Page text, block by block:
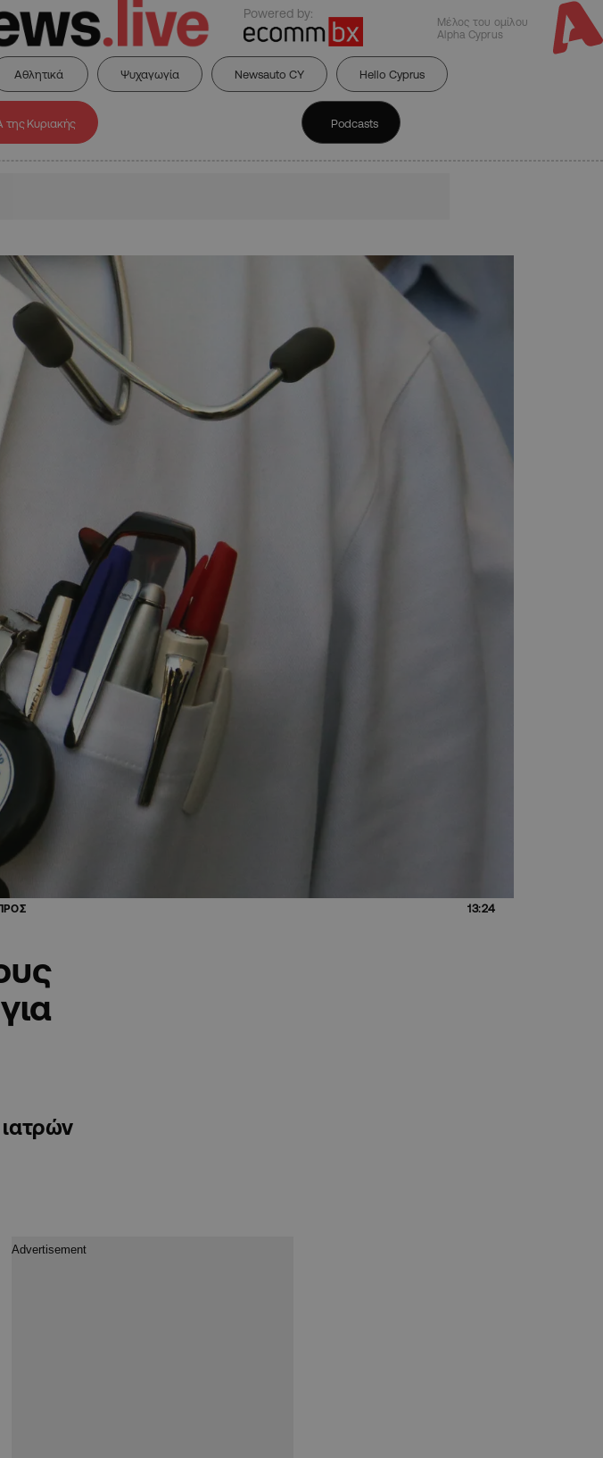
Powered by:
Μέλος του ομίλου
Alpha Cyprus
Αθλητικά Ψυχαγωγία Newsauto CY Hello Cyprus
της Κυριακής Podcasts
13:24
ιατρών